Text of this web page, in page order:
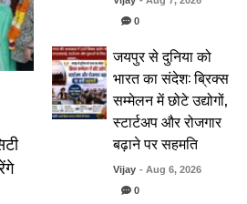
0
जयपुर से दुनिया को
भारत का संदेश: ब्रिक्स
सम्मेलन में छोटे उद्योगों,
स्टार्टअप और रोजगार
बढ़ाने पर सहमति
Vijay - Aug 6, 2026
0